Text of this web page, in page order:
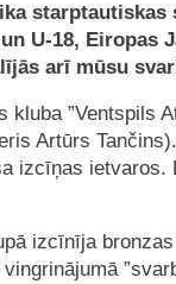
starptautiskas
U-18, Eiropas
arī mūsu
”Ventspils
Artūrs
izcīņas ietvaros.
izcīnīja